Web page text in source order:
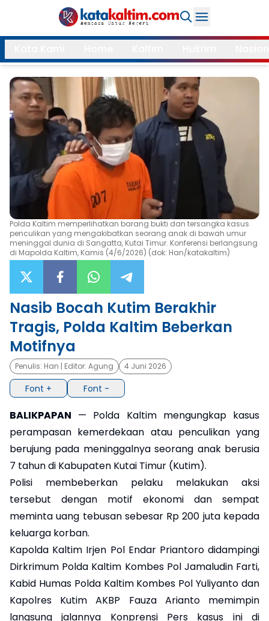
Daerah
Kukar
Samarinda
Bontang
Balikpapan
Kubar
Kutim
PPU
Mahulu
Paser
Berau
More
Internasional
Feature
Opini
Gaya
×
Search
Polda Kaltim memperlihatkan barang bukti dan tersangka kasus
penculikan yang mengakibatkan seorang anak di bawah umur
meninggal dunia di Sangatta, Kutai Timur. Konferensi berlangsung
di Mapolda Kaltim, Kamis (4/6/2026) (dok: Han/katakaltim)
Nasib Bocah Kutim Berakhir
Tragis, Polda Kaltim Beberkan
Motifnya
Penulis: Han | Editor: Agung 4 Juni 2026
Font + Font -
BALIKPAPAN — Polda Kaltim mengungkap kasus
perampasan kemerdekaan atau penculikan yang
berujung pada meninggalnya seorang anak berusia
7 tahun di Kabupaten Kutai Timur (Kutim).
Polisi membeberkan pelaku melakukan aksi
tersebut dengan motif ekonomi dan sempat
meminta uang tebusan sebesar Rp 200 juta kepada
keluarga korban.
Kapolda Kaltim Irjen Pol Endar Priantoro didampingi
Dirkrimum Polda Kaltim Kombes Pol Jamaludin Farti,
Kabid Humas Polda Kaltim Kombes Pol Yuliyanto dan
Kapolres Kutim AKBP Fauza Arianto memimpin
langsung jalannya Konprensi Pers kasus ini di